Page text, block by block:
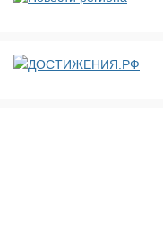
ДОСТИЖЕНИЯ.РФ